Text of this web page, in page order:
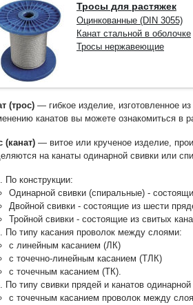
Тросы для растяжек
Оцинкованные (DIN 3055)
Канат стальной в оболочке
Тросы нержавеющие
(трос) — гибкое изделие, изготовленное
канатов вы можете ознакомиться в
(канат) — витое или крученое изделие,
на канаты одинарной свивки или
По конструкции:
Одинарной свивки (спиральные) -
Двойной свивки - состоящие из шести
Тройной свивки - состоящие из свитых
По типу касания проволок между слоями:
с линейным касанием (ЛК)
с точечно-линейным касанием (ТЛК)
с точечным касанием (ТК).
По типу свивки прядей и канатов одинарной
с точечным касанием проволок между